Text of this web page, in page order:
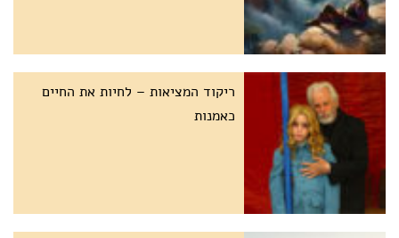
ריקוד המציאות – לחיות את החיים
כאמנות